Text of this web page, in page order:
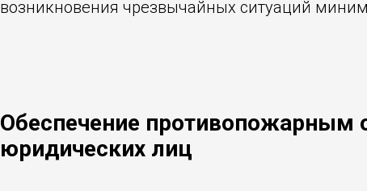
возникновения чрезвычайных ситуаций
Обеспечение противопожарным
юридических лиц